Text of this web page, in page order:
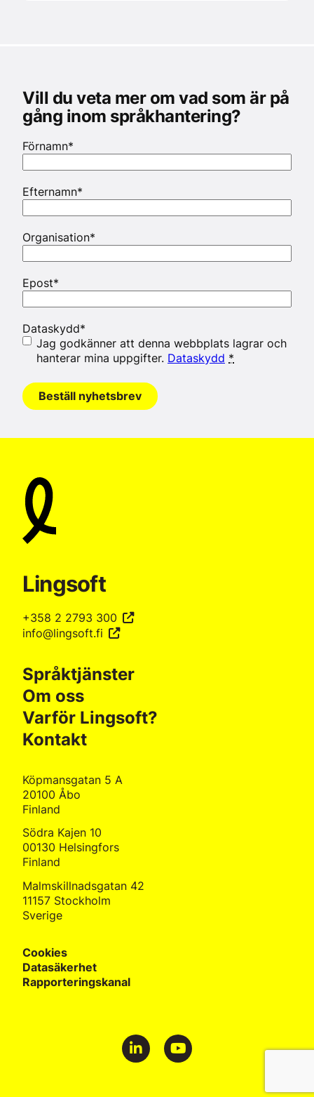
Vill du veta mer om vad som är på
gång inom språkhantering?
Förnamn*
Efternamn*
Organisation*
Epost*
Dataskydd*
Jag godkänner att denna webbplats lagrar och
hanterar mina uppgifter. Dataskydd *
Beställ nyhetsbrev
Lingsoft
+358 2 2793 300
info@lingsoft.fi
Köpmansgatan 5 A
20100 Åbo
Finland
Södra Kajen 10
00130 Helsingfors
Finland
Malmskillnadsgatan 42
11157 Stockholm
Sverige
Cookies
Datasäkerhet
Rapporteringskanal
Språktjänster
Om oss
Varför Lingsoft?
Kontakt
Lingsoft on LinkedIn
Lingosft on YouTube